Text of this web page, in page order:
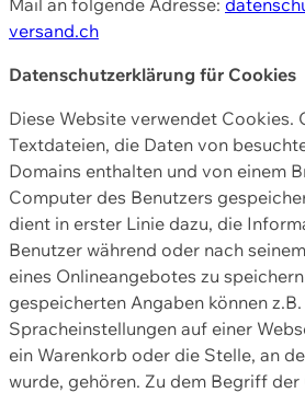
versand.ch
Datenschutzerklärung für Cookies
Diese Website verwendet Cookies.
Textdateien, die Daten von
Domains enthalten und von einem
Computer des Benutzers
dient in erster Linie dazu, die
Benutzer während oder nach
eines Onlineangebotes zu
gespeicherten Angaben können
Spracheinstellungen auf einer
ein Warenkorb oder die Stelle, an
wurde, gehören. Zu dem Begriff